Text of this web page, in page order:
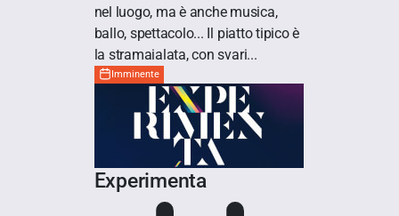
nel luogo, ma è anche musica,
ballo, spettacolo... Il piatto tipico è
la stramaialata, con svari...
Imminente
Experimenta